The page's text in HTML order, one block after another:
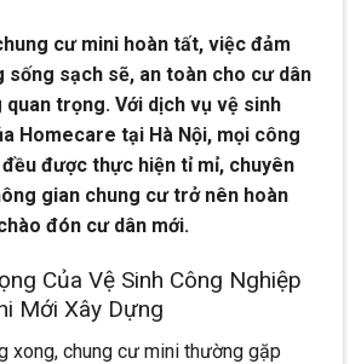
cư mini hoàn tất, việc đảm
sống sạch sẽ, an toàn cho cư dân
quan trọng. Với dịch vụ vệ sinh
Homecare tại Hà Nội, mọi công
được thực hiện tỉ mỉ, chuyên
gian chung cư trở nên hoàn
đón cư dân mới.
Của Vệ Sinh Công Nghiệp
Mới Xây Dựng
xong, chung cư mini thường gặp